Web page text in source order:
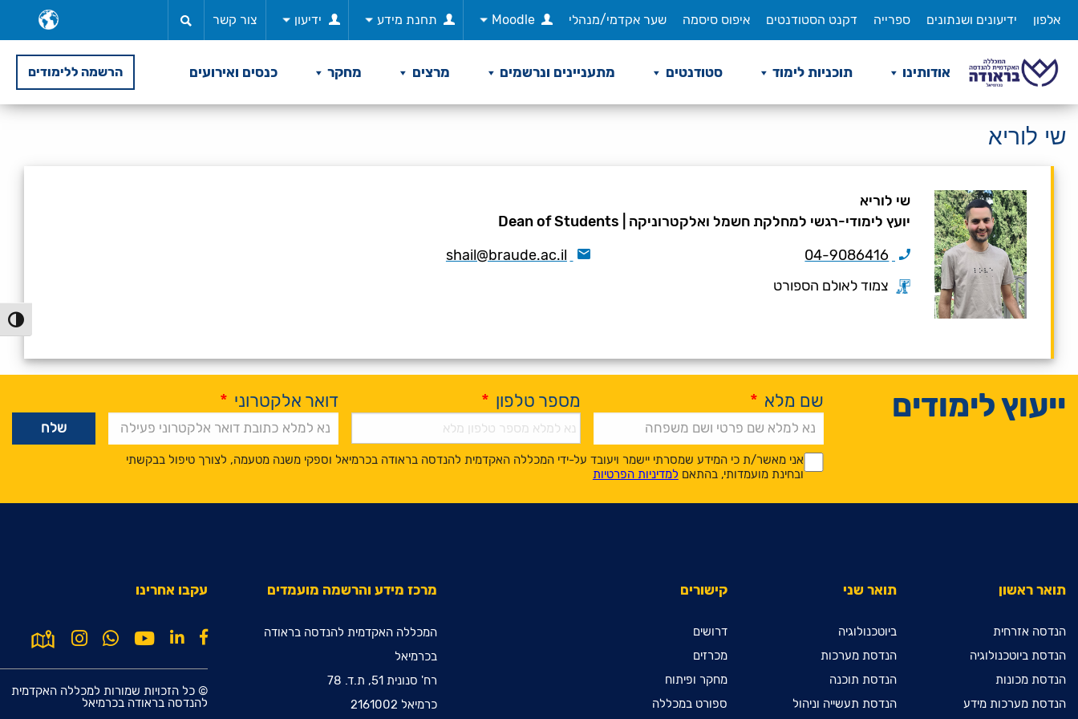
לתוכן
אלפון ידיעונים ושנתונים ספרייה דקנט הסטודנטים איפוס סיסמה שער אקדמי/מנהלי Moodle תחנת מידע ידיעון צור קשר
אודותינו תוכניות לימוד סטודנטים מתעניינים ונרשמים מרצים מחקר כנסים ואירועים הרשמה ללימודים
שי לוריא
שי לוריא
יועץ לימודי-רגשי למחלקת חשמל ואלקטרוניקה
Dean of Students
04-9086416
shail@braude.ac.il
צמוד לאולם הספורט
ייעוץ לימודים שם מלא * מספר טלפון * דואר אלקטרוני *
*
*
אני מאשר/ת כי המידע שמסרתי יישמר ויעובד על-ידי המכללה האקדמית להנדסה בראודה בכרמיאל וספקי משנה מטעמה, לצורך טיפול בבקשתי
ובחינת מועמדותי, בהתאם למדיניות הפרטיות
Alternative:
תואר ראשון
הנדסה אזרחית
הנדסת ביוטכנולוגיה
הנדסת מכונות
הנדסת מערכות מידע
תואר שני
ביוטכנולוגיה
הנדסת מערכות
הנדסת תוכנה
הנדסת תעשייה וניהול
קישורים
דרושים
מכרזים
מחקר ופיתוח
ספורט במכללה
מרכז מידע והרשמה מועמדים
המכללה האקדמית להנדסה בראודה
בכרמיאל
רח' סנונית 51, ת.ד. 78
כרמיאל 2161002
עקבו אחרינו
© כל הזכויות שמורות למכללה האקדמית
להנדסה בראודה בכרמיאל